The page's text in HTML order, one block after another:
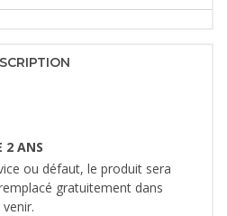
2 ANS
ou défaut, le produit sera
gratuitement dans